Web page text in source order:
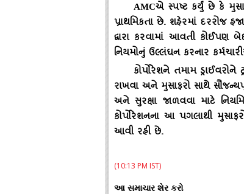
AMCએ સ્પષ્ટ કર્યું છે કે
પ્રાથમિકતા છે. શહેરમાં દરરોજ
દ્વારા કરવામાં આવતી કોઈપણ
નિયમોનું ઉલ્લંઘન કરનાર
કોર્પોરેશને તમામ
રાખવા અને મુસાફરો સાથે
અને સુરક્ષા જાળવવા માટે
કોર્પોરેશનના આ પગલાથી
આવી રહી છે.
(10:13 PM IST)
આ સમાચાર શેર કરો